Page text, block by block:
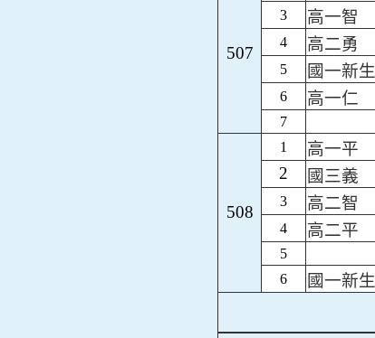
507
3 高一智
4 高二勇
5 國一新生
6 高一仁
7
508
1 高一平
2
國三義
3 高二智
4 高二平
5
6
國一新生